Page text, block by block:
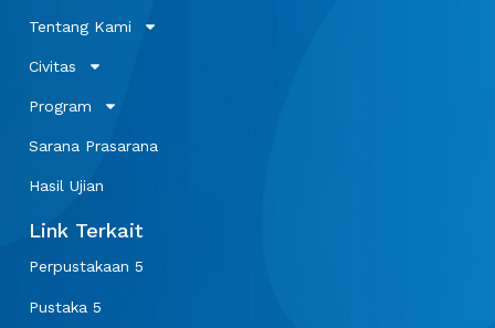
Tentang Kami
Civitas
Program
Sarana Prasarana
Hasil Ujian
Link Terkait
Perpustakaan 5
Pustaka 5